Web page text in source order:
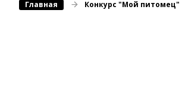
Развлечения и отдых
Главная Конкурс "Мой питомец"